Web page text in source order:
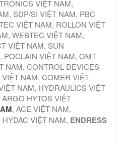
VIỆT NAM,
SDP/SI VIỆT NAM, PBC
VIỆT NAM, ROLLON VIỆT
WEBTEC VIỆT NAM,
VIỆT NAM, SUN
POCLAIN VIỆT NAM, OMT
NAM, CONTROL DEVICES
NAM, COMER VIỆT
NAM, HYDRAULICS VIỆT
HYTOS VIỆT
, ACE VIỆT NAM,
VIỆT NAM, ENDRESS